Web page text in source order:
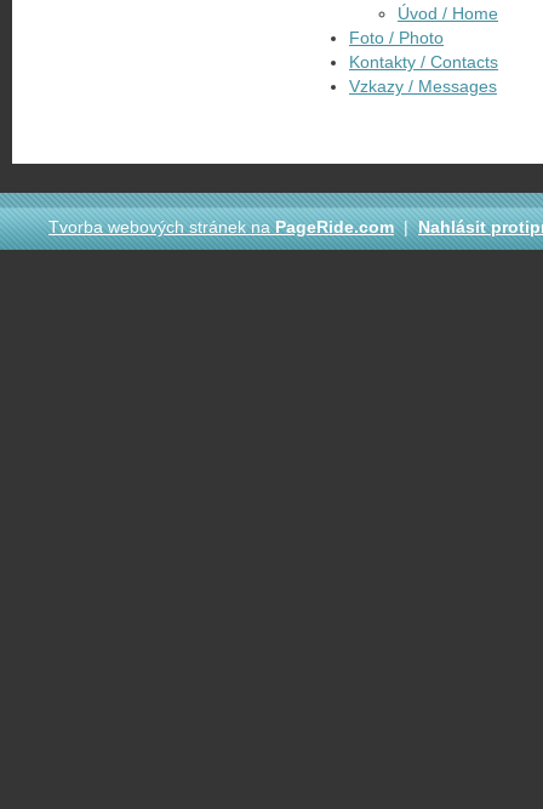
Úvod / Home
Foto / Photo
Kontakty / Contacts
Vzkazy / Messages
Tvorba webových stránek naPageRide.com|Nahlásit